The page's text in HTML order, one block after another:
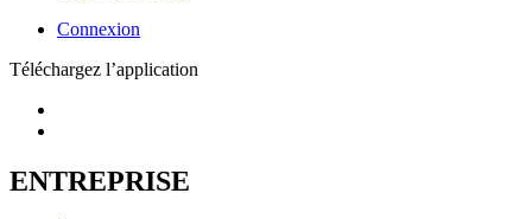
Connexion
Téléchargez l’application
ENTREPRISE